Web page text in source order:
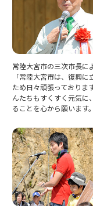
常陸大宮市の三次市長に
「常陸大宮市は、復興に
ため日々頑張っておりま
んたちもすくすく元気に
ることを心から願います。